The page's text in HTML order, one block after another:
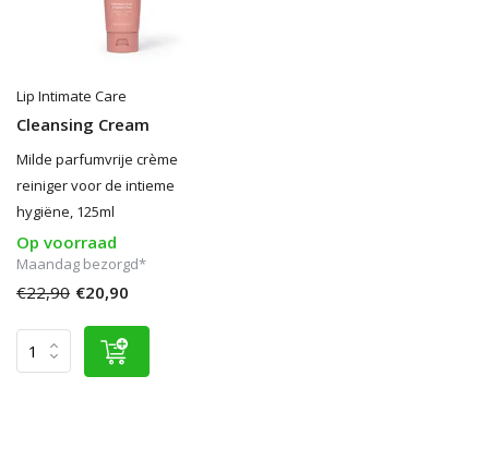
Lip Intimate Care
Cleansing Cream
Milde parfumvrije crème
reiniger voor de intieme
hygiëne, 125ml
Op voorraad
Maandag bezorgd*
€22,90 €20,90